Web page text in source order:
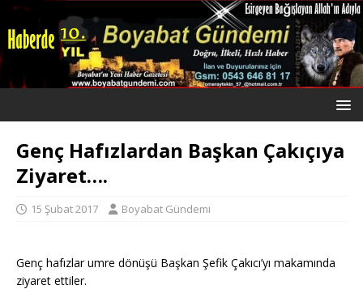
Genç Hafızlardan Başkan Çakıçıya
Ziyaret….
15 Şubat 2017 Boyabat Gündemi
Genç hafızlar umre dönüşü Başkan Şefik Çakıcı’yı makamında
ziyaret ettiler.